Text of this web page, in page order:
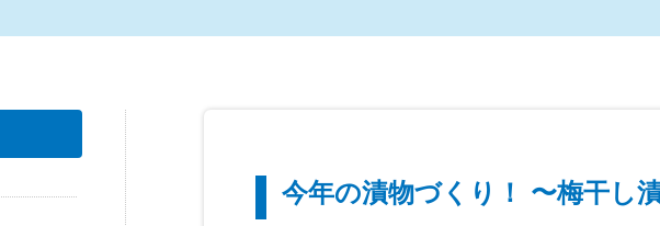
今年の漬物づくり！ 〜梅干し